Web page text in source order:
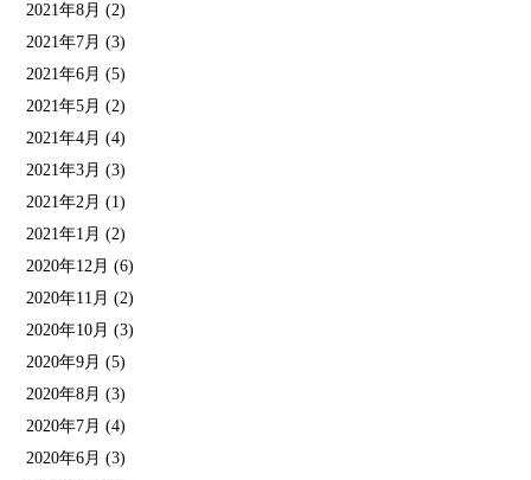
2021年8月 (2)
2021年7月 (3)
2021年6月 (5)
2021年5月 (2)
2021年4月 (4)
2021年3月 (3)
2021年2月 (1)
2021年1月 (2)
2020年12月 (6)
2020年11月 (2)
2020年10月 (3)
2020年9月 (5)
2020年8月 (3)
2020年7月 (4)
2020年6月 (3)